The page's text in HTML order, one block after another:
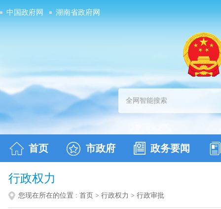
中国政府网 湖南省政府网
首页 市政府 政务要闻
行政权力
您现在所在的位置 : 首页 > 行政权力 > 行政审批